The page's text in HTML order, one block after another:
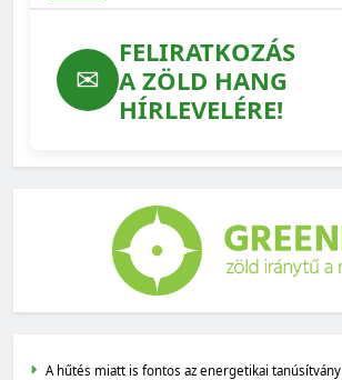
✉
FELIRATKOZÁS
A ZÖLD HANG
HÍRLEVELÉRE!
A hűtés miatt is fontos az energetikai tanúsítvány